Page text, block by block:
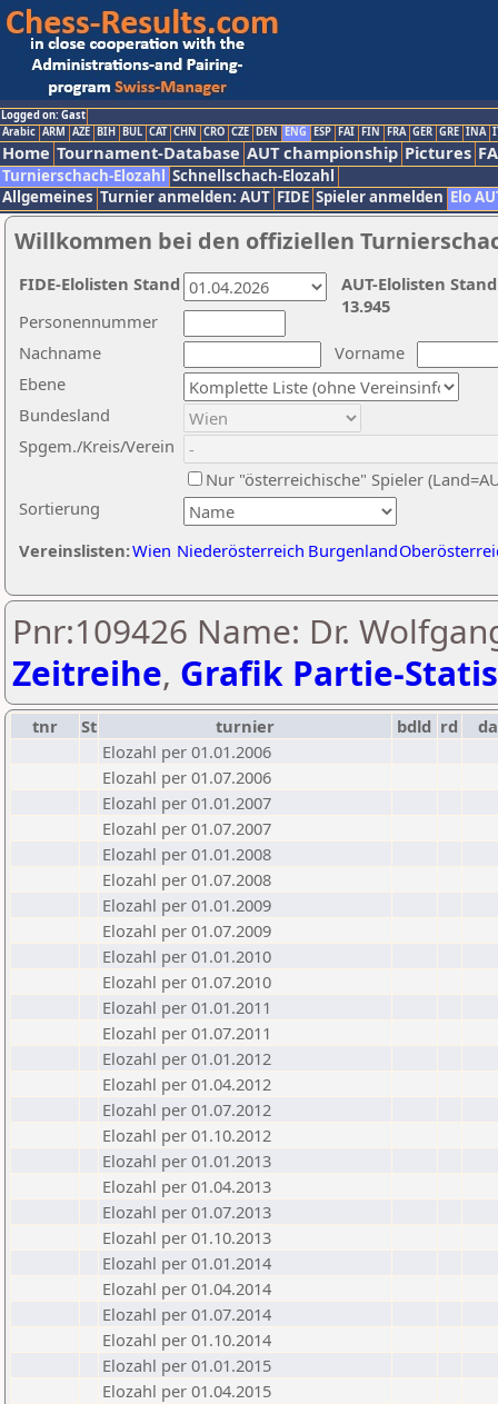
Logged on: Gast
Arabic ARM AZE BIH BUL CAT CHN CRO CZE DEN ENG ESP FAI FIN FRA GER GRE INA
Home Tournament-Database AUT championship Pictures
Turnierschach-Elozahl Schnellschach-Elozahl
Allgemeines Turnier anmelden: AUT FIDE Spieler anmelden Elo
Willkommen bei den offiziellen
Nachname
Vorname
Ebene
Sortierung
Personennummer
Bundesland
Spgem./Kreis/Verein
Nur "österreichische" Spieler
Vereinslisten:Wien Niederösterreich Burgenland
AUT-Elolisten
13.945
FIDE-Elolisten Stand
Pnr:109426 Name: Dr.
Zeitreihe, Grafik Partie-
tnr St turnier bdld rd
Elozahl per 01.01.2006
Elozahl per 01.07.2006
Elozahl per 01.01.2007
Elozahl per 01.07.2007
Elozahl per 01.01.2008
Elozahl per 01.07.2008
Elozahl per 01.01.2009
Elozahl per 01.07.2009
Elozahl per 01.01.2010
Elozahl per 01.07.2010
Elozahl per 01.01.2011
Elozahl per 01.07.2011
Elozahl per 01.01.2012
Elozahl per 01.04.2012
Elozahl per 01.07.2012
Elozahl per 01.10.2012
Elozahl per 01.01.2013
Elozahl per 01.04.2013
Elozahl per 01.07.2013
Elozahl per 01.10.2013
Elozahl per 01.01.2014
Elozahl per 01.04.2014
Elozahl per 01.07.2014
Elozahl per 01.10.2014
Elozahl per 01.01.2015
Elozahl per 01.04.2015